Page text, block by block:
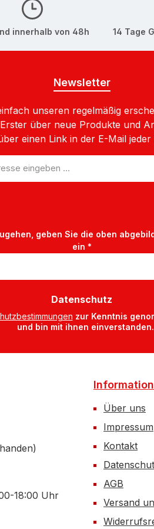
sich lediglich in der
Sein durchdachtes
innerhalb von 48h 14 Tage
Newsletter
unseren regelmäßig
über neue Produkte und
einen Link in der E-Mail jeder
geben Sie die oben
ein *
Datenschutz
zur Kenntnis
und bin mit ihnen einverstanden.
18:00 Uhr
Über uns
Impressum
Kontakt
AGB
Versand